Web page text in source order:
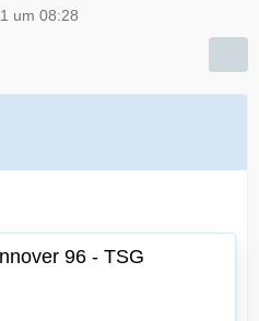
um 08:28
96 - TSG